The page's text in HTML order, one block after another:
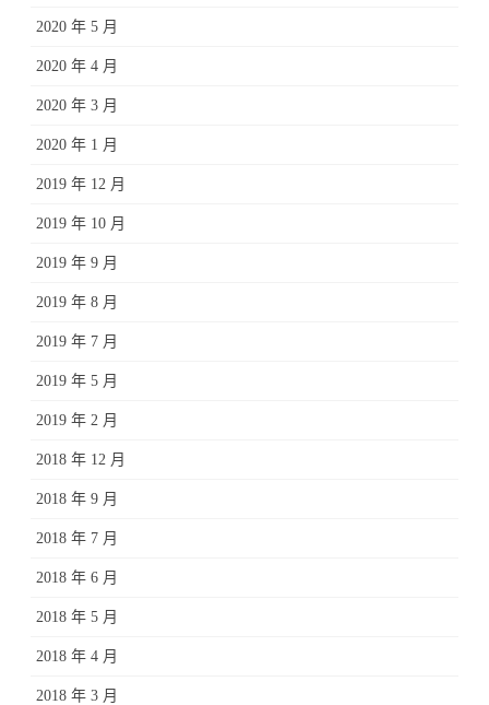
2020 年 5 月
2020 年 4 月
2020 年 3 月
2020 年 1 月
2019 年 12 月
2019 年 10 月
2019 年 9 月
2019 年 8 月
2019 年 7 月
2019 年 5 月
2019 年 2 月
2018 年 12 月
2018 年 9 月
2018 年 7 月
2018 年 6 月
2018 年 5 月
2018 年 4 月
2018 年 3 月